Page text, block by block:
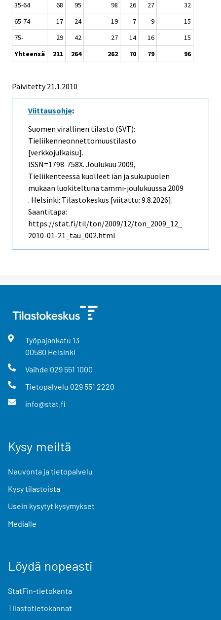
35-64
68 95 98 26 27
32
65-74
17 24 19 7 9
15
75-
29 42 27 14 16
15
Yhteensä
211 264 262 70 79 96
Päivitetty21.1.2010
Viittausohje:
Suomen virallinen tilasto (SVT):
Tieliikenneonnettomuustilasto
[verkkojulkaisu].
ISSN=1798-758X. Joulukuu 2009,
Tieliikenteessä kuolleet iän ja sukupuolen
mukaan luokiteltuna tammi-joulukuussa 2009
. Helsinki: Tilastokeskus [viitattu: 9.8.2026].
Saantitapa:
https://stat.fi/til/ton/2009/12/ton_2009_12_
2010-01-21_tau_002.html
Työpajankatu 13
00580 Helsinki
Vaihde 029 551 1000
Tietopalvelu 029 551 2220
info@stat.fi
Kysy meiltä
Neuvonta ja tietopalvelu
Kysy tilastoista
Usein kysytyt kysymykset
Medialle
Löydä nopeasti
StatFin-tietokanta
Tilastotietokannat